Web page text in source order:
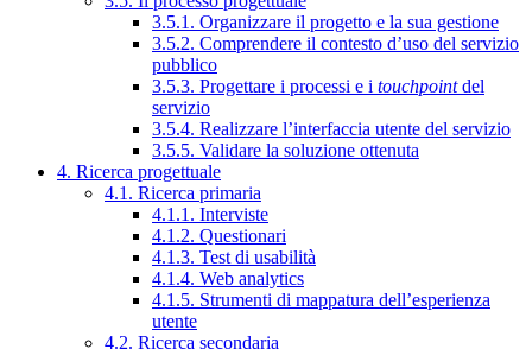
3.5.1. Organizzare il progetto e la sua gestione
3.5.2. Comprendere il contesto d’uso del servizio
pubblico
3.5.3. Progettare i processi e i touchpointdel
servizio
3.5.4. Realizzare l’interfaccia utente del servizio
3.5.5. Validare la soluzione ottenuta
4. Ricerca progettuale
4.1. Ricerca primaria
4.1.1. Interviste
4.1.2. Questionari
4.1.3. Test di usabilità
4.1.4. Web analytics
4.1.5. Strumenti di mappatura dell’esperienza
utente
4.2. Ricerca secondaria